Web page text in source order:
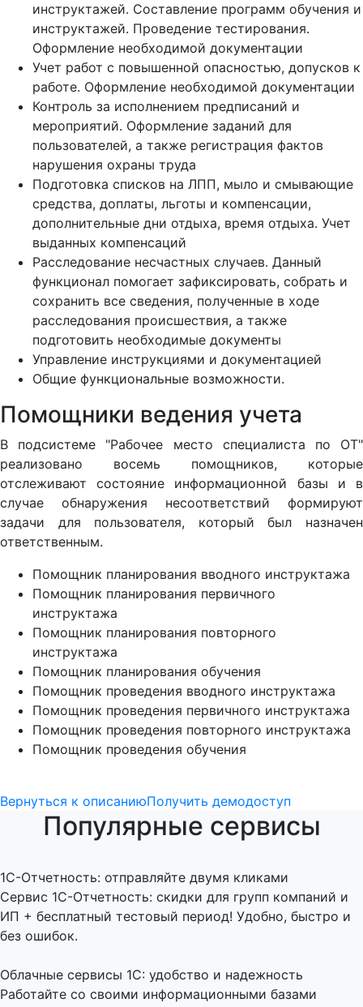
инструктажей. Составление программ обучения и
инструктажей. Проведение тестирования.
Оформление необходимой документации
Учет работ с повышенной опасностью, допусков к
работе. Оформление необходимой документации
Контроль за исполнением предписаний и
мероприятий. Оформление заданий для
пользователей, а также регистрация фактов
нарушения охраны труда
Подготовка списков на ЛПП, мыло и смывающие
средства, доплаты, льготы и компенсации,
дополнительные дни отдыха, время отдыха. Учет
выданных компенсаций
Расследование несчастных случаев. Данный
функционал помогает зафиксировать, собрать и
сохранить все сведения, полученные в ходе
расследования происшествия, а также
подготовить необходимые документы
Управление инструкциями и документацией
Общие функциональные возможности.
Помощники ведения учета
В подсистеме "Рабочее место специалиста по ОТ"
реализовано восемь помощников, которые
отслеживают состояние информационной базы и в
случае обнаружения несоответствий формируют
задачи для пользователя, который был назначен
ответственным.
Помощник планирования вводного инструктажа
Помощник планирования первичного
инструктажа
Помощник планирования повторного
инструктажа
Помощник планирования обучения
Помощник проведения вводного инструктажа
Помощник проведения первичного инструктажа
Помощник проведения повторного инструктажа
Помощник проведения обучения
Вернуться к описаниюПолучить демодоступ
Популярные сервисы
1C-Отчетность: отправляйте двумя кликами
Сервис 1С-Отчетность: скидки для групп компаний и
ИП + бесплатный тестовый период! Удобно, быстро и
без ошибок.
Облачные сервисы 1С: удобство и надежность
Работайте со своими информационными базами